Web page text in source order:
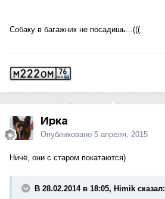
Собаку в багажник не посадишь...(((
Ирка
Опубликовано 5 апреля, 2015
Ничё, они с старом покатаются)
В 28.02.2014 в 18:05, Himik сказал: